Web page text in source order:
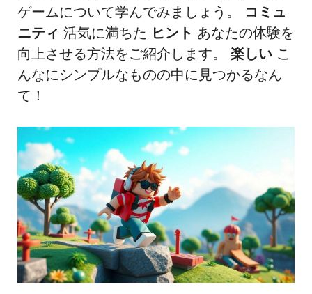
ゲームについて学んでみましょう。
コミュ
ニティ 活気に満ちた ヒント あなたの体験を
向上させる方法をご紹介します。 楽しい こ
んなにシンプルなものの中に見つかるなん
て！